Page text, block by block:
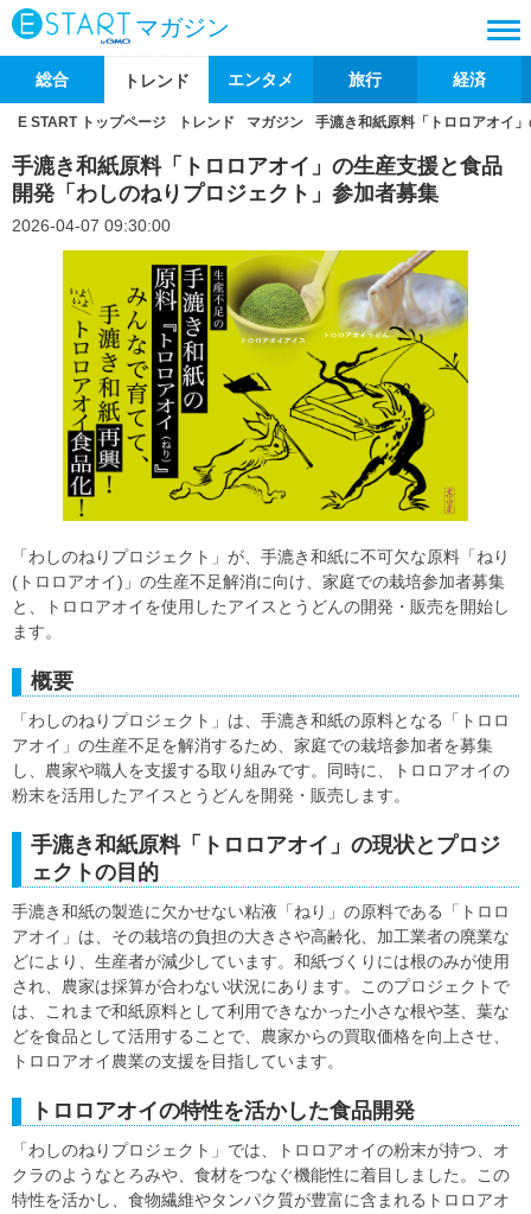
マガジン
総合 トレンド エンタメ 旅行 経済
E START トップページ トレンド マガジン 手漉き和紙原料「トロロアオイ
手漉き和紙原料「トロロアオイ」の生産支援と食品
開発「わしのねりプロジェクト」参加者募集
2026-04-07 09:30:00
「わしのねりプロジェクト」が、手漉き和紙に不可欠な原料「ねり
(トロロアオイ)」の生産不足解消に向け、家庭での栽培参加者募集
と、トロロアオイを使用したアイスとうどんの開発・販売を開始し
ます。
概要
「わしのねりプロジェクト」は、手漉き和紙の原料となる「トロロ
アオイ」の生産不足を解消するため、家庭での栽培参加者を募集
し、農家や職人を支援する取り組みです。同時に、トロロアオイの
粉末を活用したアイスとうどんを開発・販売します。
手漉き和紙原料「トロロアオイ」の現状とプロジ
ェクトの目的
手漉き和紙の製造に欠かせない粘液「ねり」の原料である「トロロ
アオイ」は、その栽培の負担の大きさや高齢化、加工業者の廃業な
どにより、生産者が減少しています。和紙づくりには根のみが使用
され、農家は採算が合わない状況にあります。このプロジェクトで
は、これまで和紙原料として利用できなかった小さな根や茎、葉な
どを食品として活用することで、農家からの買取価格を向上させ、
トロロアオイ農業の支援を目指しています。
トロロアオイの特性を活かした食品開発
「わしのねりプロジェクト」では、トロロアオイの粉末が持つ、オ
クラのようなとろみや、食材をつなぐ機能性に着目しました。この
特性を活かし、食物繊維やタンパク質が豊富に含まれるトロロアオ